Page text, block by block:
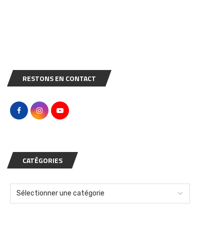
RESTONS EN CONTACT
CATÉGORIES